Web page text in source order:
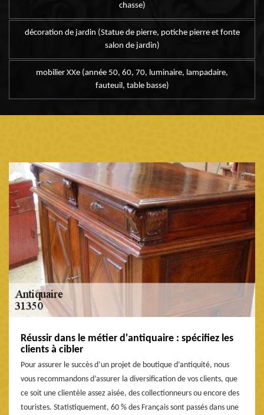
chasse)
décoration de jardin (Statue de pierre, potiche pierre et fonte
salon de jardin)
mobilier XXe (année 50, 60, 70, luminaire, lampadaire,
fauteuil, table basse)
Réussir dans le métier d'antiquaire : spécifiez les
clients à cibler
Pour assurer le succès d’un projet de boutique d’antiquité, nous
vous recommandons d’assurer la diversification de vos clients, que
ce soit une clientèle assez aisée, des collectionneurs ou encore des
touristes. Statistiquement, 60 % des Français sont passés dans une